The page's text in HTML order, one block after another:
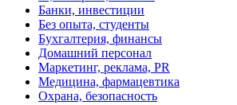
Банки, инвестиции
Без опыта, студенты
Бухгалтерия, финансы
Домашний персонал
Маркетинг, реклама, PR
Медицина, фармацевтика
Охрана, безопасность